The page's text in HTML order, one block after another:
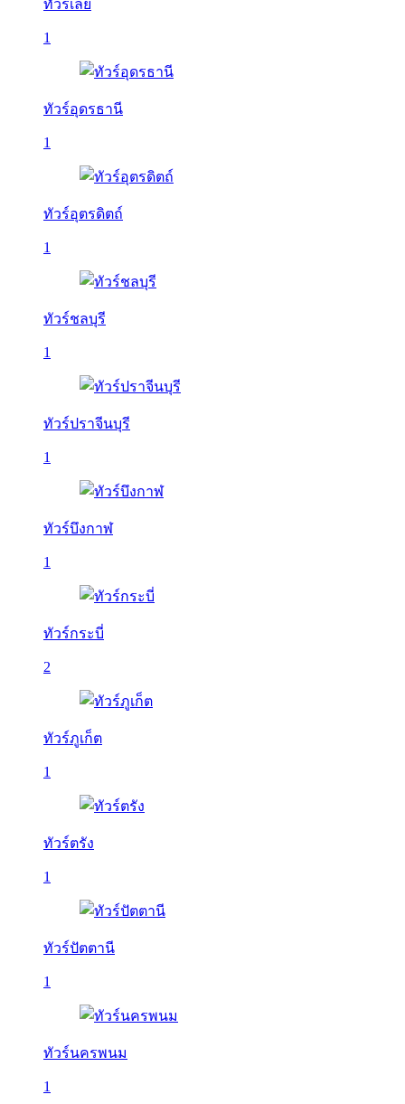
ทัวร์เลย
1
ทัวร์อุดรธานี
1
ทัวร์อุตรดิตถ์
1
ทัวร์ชลบุรี
1
ทัวร์ปราจีนบุรี
1
ทัวร์บึงกาฬ
1
ทัวร์กระบี่
2
ทัวร์ภูเก็ต
1
ทัวร์ตรัง
1
ทัวร์ปัตตานี
1
ทัวร์นครพนม
1